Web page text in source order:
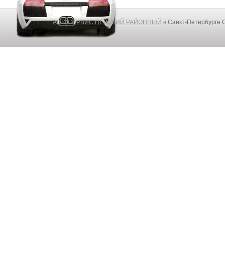
АВТОСЕРВИС НЕВСКИЙ РАЙОННЫЙ в Санкт-Петербурге